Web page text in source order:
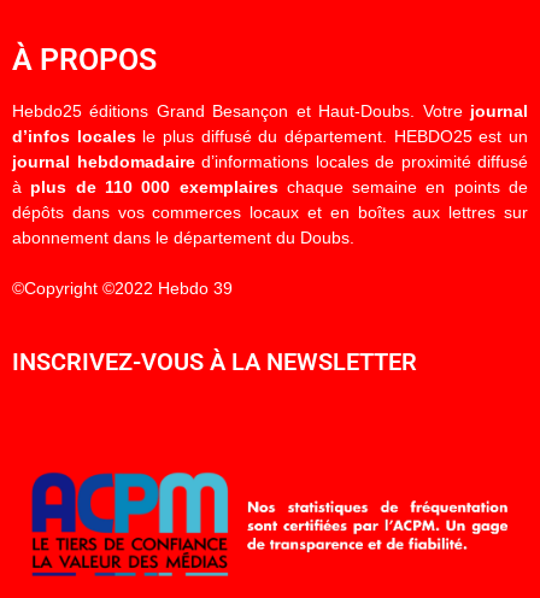
À PROPOS
Hebdo25 éditions Grand Besançon et Haut-Doubs. Votre journal
d’infos localesle plus diffusé du département. HEBDO25 est un
journal hebdomadaired’informations locales de proximité diffusé
à plus de 110 000 exemplaireschaque semaine en points de
dépôts dans vos commerces locaux et en boîtes aux lettres sur
abonnement dans le département du Doubs.
©Copyright ©2022 Hebdo 39
INSCRIVEZ-VOUS À LA NEWSLETTER